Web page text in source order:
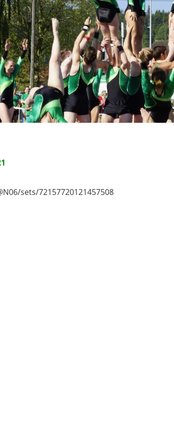
sets/72157720121457508